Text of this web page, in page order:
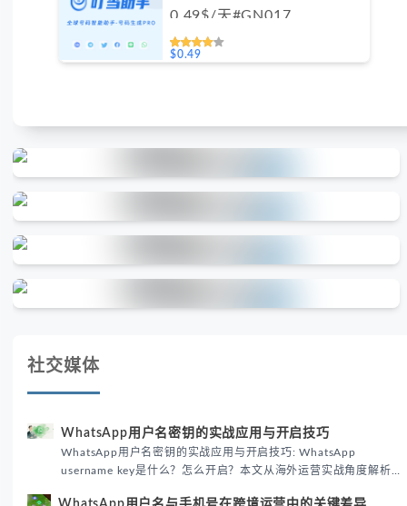
0.49$/天#GN017
$0.49
社交媒体
WhatsApp用户名密钥的实战应用与开启技巧
WhatsApp用户名密钥的实战应用与开启技巧: WhatsApp
username key是什么？怎么开启？本文从海外运营实战角度解析